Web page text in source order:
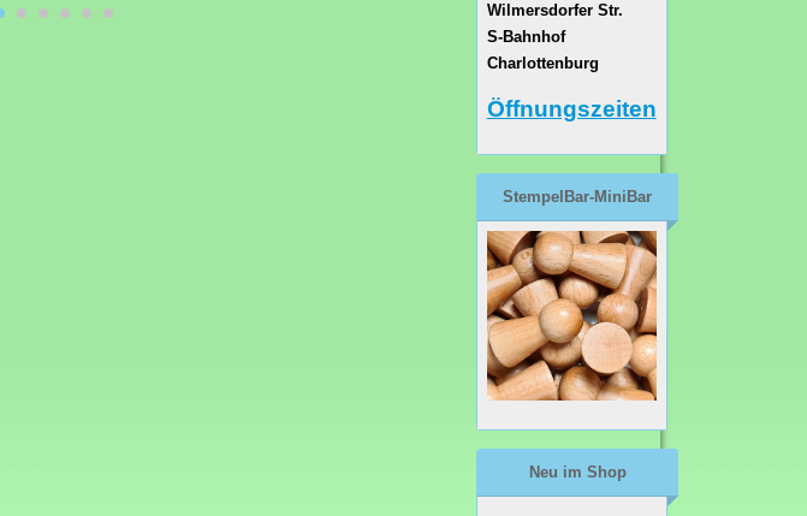
Wilmersdorfer Str.
S-Bahnhof
Charlottenburg
Öffnungszeiten
StempelBar-MiniBar
Neu im Shop